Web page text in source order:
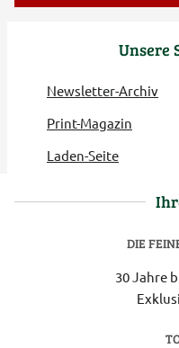
Unsere
Newsletter-Archiv
Print-Magazin
Laden-Seite
DIE
30 Jahre